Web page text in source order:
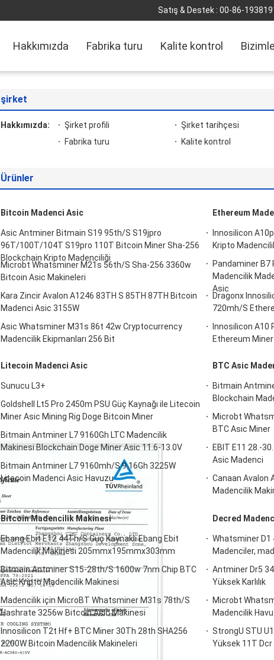
Satış & Destek : 00-86-
Hakkımızda Fabrika turu Kalite kontrol
şirket
Hakkımızda: Şirket profili Şirket tarihçesi
Fabrika turu
Kalite kontrol
Ürünler
Bitcoin Madenci Asic
Asic Antminer Bitmain S19 95th/S S19jpro
96T/100T/104T S19pro 110T Bitcoin Miner Sha-256
Blockchain Kripto Madenciliği
Microbt Whatsminer M21s 56th/S Sha-256 3360w
Bitcoin Asic Makineleri
Kara Zincir Avalon A1246 83TH S 85TH 87TH Bitcoin
Madenci Asic 3155W
Asic Whatsminer M31s 86t 42w Cryptocurrency
Madencilik Ekipmanları 256 Bit
Ethereum
Innosilicon
Kripto
Pandaminer B7
Madencilik
Asic
Dragonx
720mh/S
Innosilicon A10
Ethereum
Litecoin Madenci Asic
Sunucu L3+
Goldshell Lt5 Pro 2450m PSU Güç Kaynağı ile Litecoin
Miner Asic Mining Rig Doge Bitcoin Miner
Bitmain Antminer L7 9160Gh LTC Madencilik
Makinesi Blockchain Doge Miner Asic 11.6-13.0V
Bitmain Antminer L7 9160mh/S 9.16Gh 3225W
Litecoin Madenci Asic Havuzu
BTC Asic
Bitmain
Blockchain
Microbt
BTC Asic Miner
EBIT E11 28.-
Asic Madenci
Canaan Avalon
Madencilik
Bitcoin Madencilik Makinesi
Ebang Ebit E12 44Th/S Güç Kaynaklı Ebang Ebit
Madencilik Makinesi 205mmx195mmx303mm
Bitmain Antminer S15-28th/S 1600w 7nm Chip BTC
Asic Kripto Madencilik Makinesi
Madencilik için MicroBT Whatsminer M31s 78th/S
Hashrate 3256w Bitcoin Asic Makinesi
Innosilicon T2t Hf+ BTC Miner 30Th 28th SHA256
2200W Bitcoin Madencilik Makineleri
Decred
Whatsminer D1
Madenciler,
Antminer Dr5
Yüksek Karlılık
Microbt
Madencilik
StrongU STU U1
Yüksek 11T